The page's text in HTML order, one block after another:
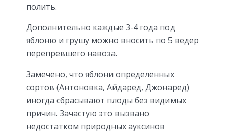
полить.
Дополнительно каждые 3-4 года под
яблоню и грушу можно вносить по 5 ведер
перепревшего навоза.
Замечено, что яблони определенных
сортов (Антоновка, Айдаред, Джонаред)
иногда сбрасывают плоды без видимых
причин. Зачастую это вызвано
недостатком природных ауксинов